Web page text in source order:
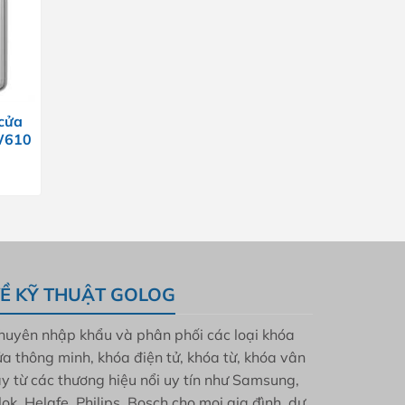
KỸ THUẬT GOLOG
nhập khẩu và phân phối các loại khóa
thông minh, khóa điện tử, khóa từ, khóa vân
từ các thương hiệu nổi uy tín như Samsung,